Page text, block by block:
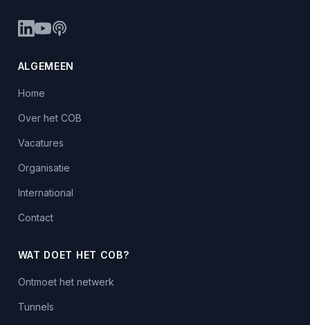
ALGEMEEN
Home
Over het COB
Vacatures
Organisatie
International
Contact
WAT DOET HET COB?
Ontmoet het netwerk
Tunnels